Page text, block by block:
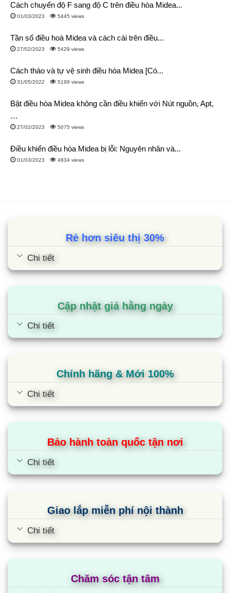
Cách chuyển độ F sang độ C trên điều hòa Midea...
01/03/2023 5445 views
Tần số điều hoà Midea và cách cài trên điều...
27/02/2023 5429 views
Cách tháo và tự vệ sinh điều hòa Midea [Có...
31/05/2022 5199 views
Bật điều hòa Midea không cần điều khiển với Nút nguồn, Apt,
…
27/02/2023 5075 views
Điều khiển điều hòa Midea bị lỗi: Nguyên nhân và...
01/03/2023 4834 views
Rẻ hơn siêu thị 30%
Chi tiết
Cập nhật giá hằng ngày
Chi tiết
Chính hãng & Mới 100%
Chi tiết
Bảo hành toàn quốc tận nơi
Chi tiết
Giao lắp miễn phí nội thành
Chi tiết
Chăm sóc tận tâm